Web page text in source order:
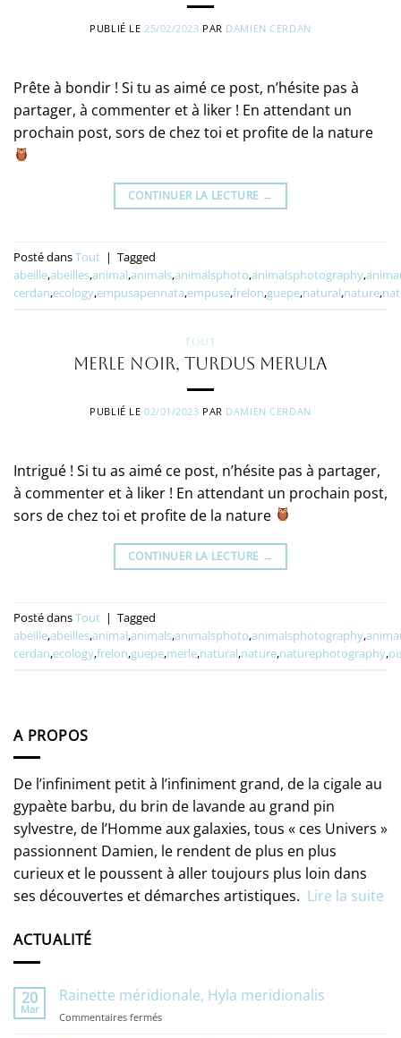
PUBLIÉ LE 25/02/2023 PAR DAMIEN CERDAN
Prête à bondir ! Si tu as aimé ce post, n’hésite pas à
partager, à commenter et à liker ! En attendant un
prochain post, sors de chez toi et profite de la nature
CONTINUER LA LECTURE →
Posté dansTout | Tagged
abeille,abeilles,animal,animals,animalsphoto,animalsphotography,
cerdan,ecology,empusapennata,empuse,frelon,guepe,natural,nature,
TOUT
Merle noir, Turdus merula
PUBLIÉ LE 02/01/2023 PAR DAMIEN CERDAN
Intrigué ! Si tu as aimé ce post, n’hésite pas à partager,
à commenter et à liker ! En attendant un prochain post,
sors de chez toi et profite de la nature
CONTINUER LA LECTURE →
Posté dansTout | Tagged
abeille,abeilles,animal,animals,animalsphoto,animalsphotography,
cerdan,ecology,frelon,guepe,merle,natural,nature,naturephotography,
A PROPOS
De l’infiniment petit à l’infiniment grand, de la cigale au
gypaète barbu, du brin de lavande au grand pin
sylvestre, de l’Homme aux galaxies, tous « ces Univers »
passionnent Damien, le rendent de plus en plus
curieux et le poussent à aller toujours plus loin dans
ses découvertes et démarches artistiques. Lire la suite
ACTUALITÉ
20
Mar
Rainette méridionale, Hyla meridionalis
Commentaires ferméssur